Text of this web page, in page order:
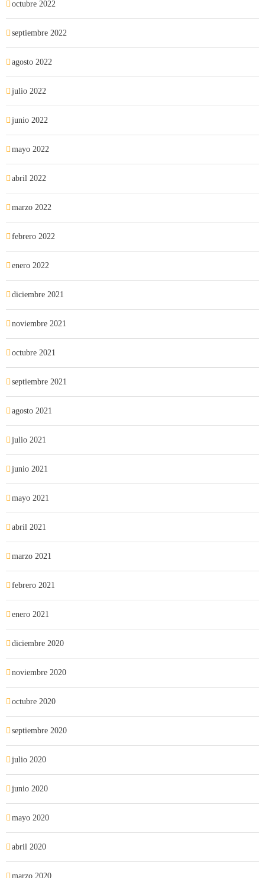
octubre 2022
septiembre 2022
agosto 2022
julio 2022
junio 2022
mayo 2022
abril 2022
marzo 2022
febrero 2022
enero 2022
diciembre 2021
noviembre 2021
octubre 2021
septiembre 2021
agosto 2021
julio 2021
junio 2021
mayo 2021
abril 2021
marzo 2021
febrero 2021
enero 2021
diciembre 2020
noviembre 2020
octubre 2020
septiembre 2020
julio 2020
junio 2020
mayo 2020
abril 2020
marzo 2020